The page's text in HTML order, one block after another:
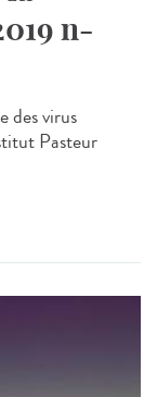
n-
des virus
Pasteur